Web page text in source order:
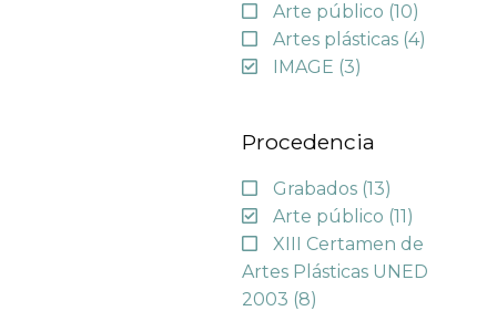
Arte público (10)
Artes plásticas (4)
IMAGE (3)
Procedencia
Grabados (13)
Arte público (11)
XIII Certamen de
Artes Plásticas UNED
2003 (8)